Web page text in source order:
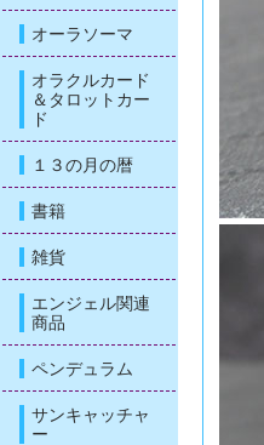
オーラソーマ
オラクルカード
＆タロットカー
ド
１３の月の暦
書籍
雑貨
エンジェル関連
商品
ペンデュラム
サンキャッチャ
ー